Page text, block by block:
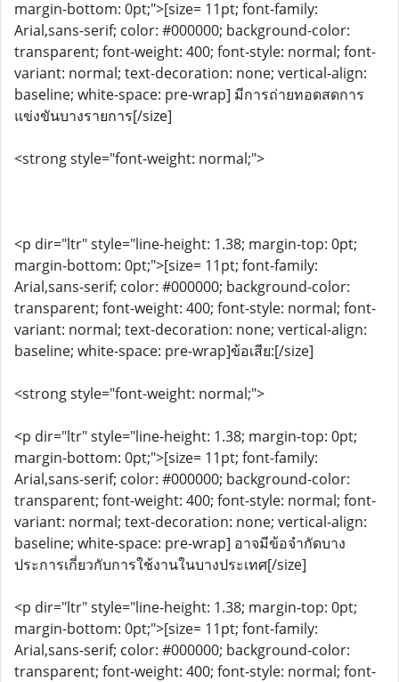
margin-bottom: 0pt;">[size= 11pt; font-family:
Arial,sans-serif; color: #000000; background-color:
transparent; font-weight: 400; font-style: normal; font-
variant: normal; text-decoration: none; vertical-align:
baseline; white-space: pre-wrap] มีการถ่ายทอดสดการ
แข่งขันบางรายการ[/size]
<strong style="font-weight: normal;">
<p dir="ltr" style="line-height: 1.38; margin-top: 0pt;
margin-bottom: 0pt;">[size= 11pt; font-family:
Arial,sans-serif; color: #000000; background-color:
transparent; font-weight: 400; font-style: normal; font-
variant: normal; text-decoration: none; vertical-align:
baseline; white-space: pre-wrap]ข้อเสีย:[/size]
<strong style="font-weight: normal;">
<p dir="ltr" style="line-height: 1.38; margin-top: 0pt;
margin-bottom: 0pt;">[size= 11pt; font-family:
Arial,sans-serif; color: #000000; background-color:
transparent; font-weight: 400; font-style: normal; font-
variant: normal; text-decoration: none; vertical-align:
baseline; white-space: pre-wrap] อาจมีข้อจำกัดบาง
ประการเกี่ยวกับการใช้งานในบางประเทศ[/size]
<p dir="ltr" style="line-height: 1.38; margin-top: 0pt;
margin-bottom: 0pt;">[size= 11pt; font-family:
Arial,sans-serif; color: #000000; background-color:
transparent; font-weight: 400; font-style: normal; font-